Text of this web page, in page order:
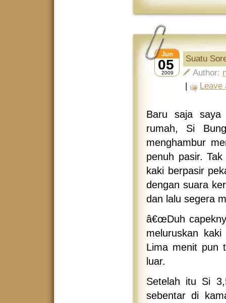
05
Jun
2009
Suatu
Author:
|
Leave
Baru saja saya
rumah, Si
menghambur
penuh pasir.
kaki berpasir
dengan suara
dan lalu segera
â€œDuh
meluruskan
Lima menit pun
luar.
Setelah itu Si
sebentar di